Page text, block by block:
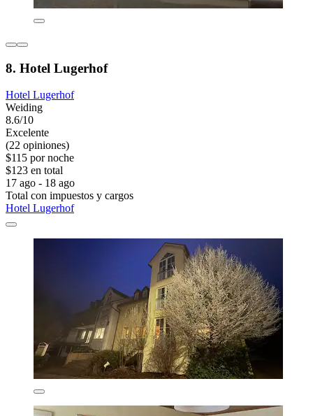
8. Hotel Lugerhof
Hotel Lugerhof
Weiding
8.6/10
Excelente
(22 opiniones)
$115 por noche
$123 en total
17 ago - 18 ago
Total con impuestos y cargos
Hotel Lugerhof